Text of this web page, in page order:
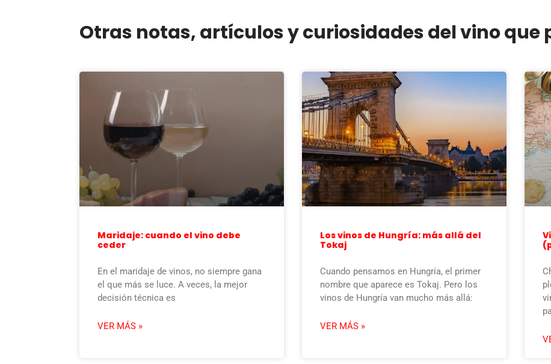
Otras notas, artículos y curiosidades del vino que
Maridaje: cuando el vino debe
ceder
En el maridaje de vinos, no siempre gana
el que más se luce. A veces, la mejor
decisión técnica es
VER MÁS »
Los vinos de Hungría: más allá del
Tokaj
Cuando pensamos en Hungría, el primer
nombre que aparece es Tokaj. Pero los
vinos de Hungría van mucho más allá:
VER MÁS »